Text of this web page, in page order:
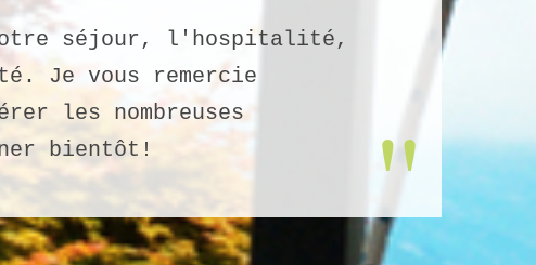
notre séjour, l'hospitalité,
Je vous remercie
les nombreuses
bientôt!